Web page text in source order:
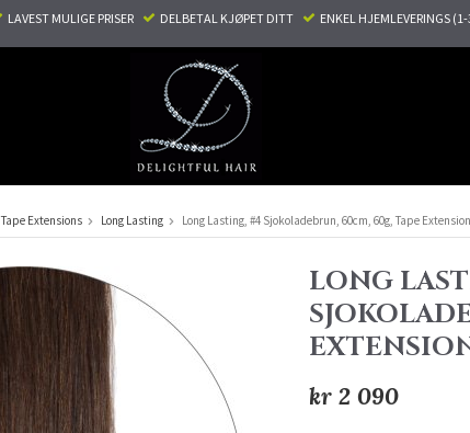
LAVEST MULIGE PRISER ​ DELBETAL KJØPET DITT ​ ENKEL HJEMLEVERINGS
Tape Extensions Long Lasting Long Lasting, #4 Sjokoladebrun, 60cm, 60g, Tape
LONG
kr 2 090